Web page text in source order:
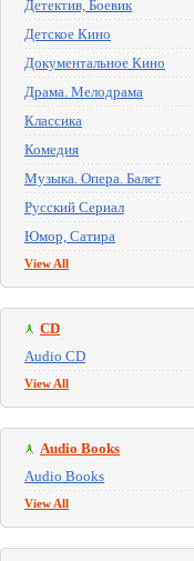
Детектив, Боевик
Детское Кино
Документальное Кино
Драма. Мелодрама
Классика
Комедия
Музыка. Опера. Балет
Русский Сериал
Юмор, Сатира
View All
CD
Audio CD
View All
Audio Books
Audio Books
View All